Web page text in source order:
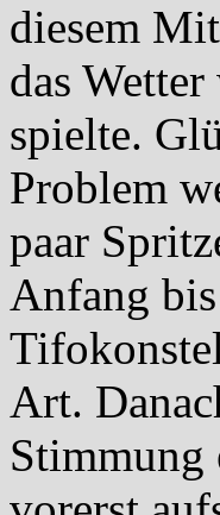
diesem
das
spielte.
Problem
paar
Anfang
Art.
Stimmung